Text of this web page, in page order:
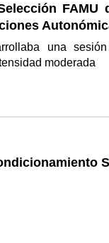
FAMU
una
moderada